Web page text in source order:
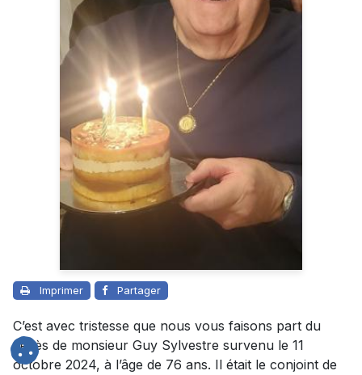
Imprimer Partager
C’est avec tristesse que nous vous faisons part du
décès de monsieur Guy Sylvestre survenu le 11
octobre 2024, à l’âge de 76 ans. Il était le conjoint de